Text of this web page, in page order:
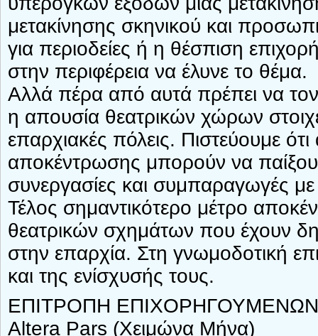
μετακίνησης σκηνικού και
για περιοδείες ή η θέσπιση
στην περιφέρεια να έλυνε το θέμα.
Αλλά πέρα από αυτά πρέπει να
η απουσία θεατρικών χώρων
επαρχιακές πόλεις. Πιστεύουμε
αποκέντρωσης μπορούν να
συνεργασίες και συμπαραγωγές
Τέλος σημαντικότερο μέτρο
θεατρικών σχημάτων που έχουν
στην επαρχία. Στη γνωμοδοτική
και της ενίσχυσής τους.
ΕΠΙΤΡΟΠΗ
Altera Pars (Χειμώνα Μήνα)